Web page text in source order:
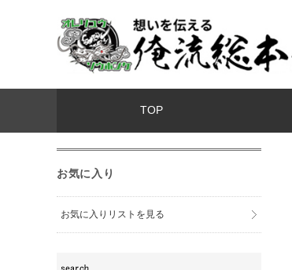
TOP
お気に入り
お気に入りリストを見る